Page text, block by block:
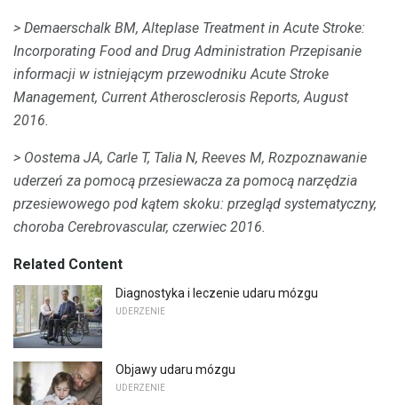
> Demaerschalk BM, Alteplase Treatment in Acute Stroke:
Incorporating Food and Drug Administration Przepisanie
informacji w istniejącym przewodniku Acute Stroke
Management, Current Atherosclerosis Reports, August
2016.
> Oostema JA, Carle T, Talia N, Reeves M, Rozpoznawanie
uderzeń za pomocą przesiewacza za pomocą narzędzia
przesiewowego pod kątem skoku: przegląd systematyczny,
choroba Cerebrovascular, czerwiec 2016.
Related Content
Diagnostyka i leczenie udaru mózgu
UDERZENIE
Objawy udaru mózgu
UDERZENIE